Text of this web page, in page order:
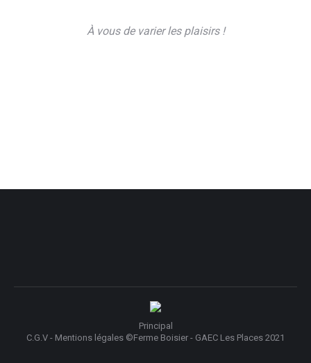
À vous de varier les plaisirs !
Principal
C.G.V - Mentions légales ©Ferme Boisier - GAEC Les Places 2021